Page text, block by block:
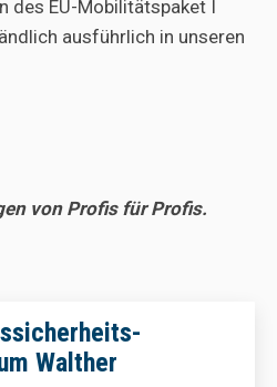
des EU-Mobilitätspaket I
ausführlich in unseren
von Profis für Profis.
Walther